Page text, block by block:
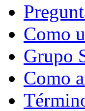
Como
Grupo
Como